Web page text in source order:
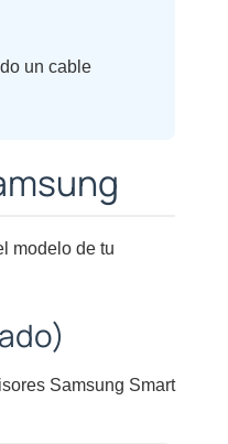
un cable
modelo de tu
Samsung Smart